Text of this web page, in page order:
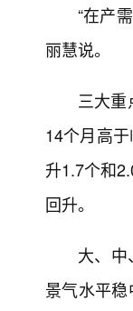
“在产
丽慧说。
三大
14个月高
升1.7个和
回升。
大、
景气水平